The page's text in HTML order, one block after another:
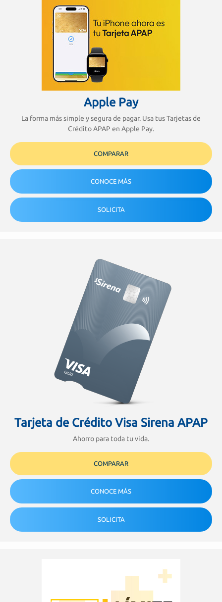
Apple Pay
La forma más simple y segura de pagar. Usa tus Tarjetas de
Crédito APAP en Apple Pay.
COMPARAR
CONOCE MÁS
SOLICITA
Tarjeta de Crédito Visa Sirena APAP
Ahorro para toda tu vida.
COMPARAR
CONOCE MÁS
SOLICITA